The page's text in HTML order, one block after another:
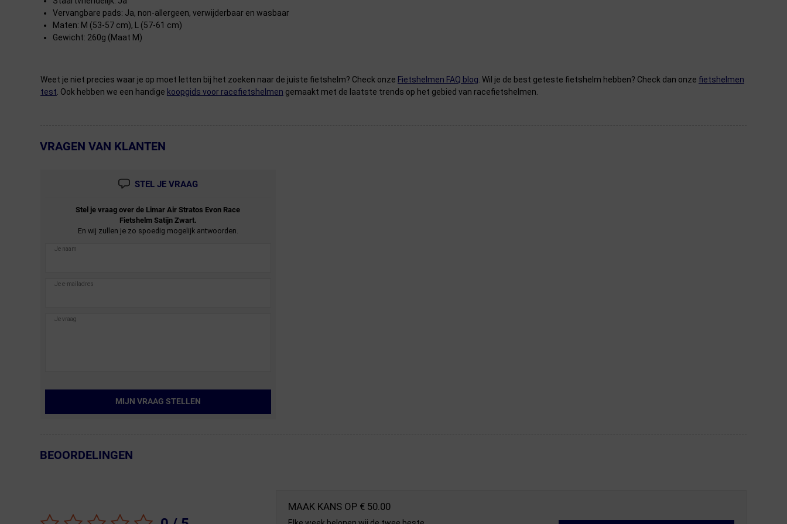
Vervangbare pads: Ja, non-allergeen, verwijderbaar en wasbaar
Maten: M (53-57 cm), L (57-61 cm)
Gewicht: 260g (Maat M)
Weet je niet precies waar je op moet letten bij het zoeken naar de juiste fietshelm? Check onze Fietshelmen FAQ blog . Wil je de best geteste fietshelm hebben? Check dan onze fietshelmen
test . Ook hebben we een handige koopgids voor racefietshelmen gemaakt met de laatste trends op het gebied van racefietshelmen.
← Terug naar productnavigatie
VRAGEN VAN KLANTEN
STEL JE VRAAG
Stel je vraag over de LimarAir Stratos Evon Race
Fietshelm Satijn Zwart.
En wij zullen je zo spoedig mogelijk antwoorden.
MIJN VRAAG STELLEN
← Terug naar productnavigatie
BEOORDELINGEN
MAAK KANS OP € 50.00